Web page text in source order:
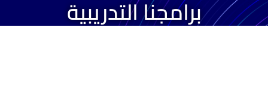
برامجنا التدريبية